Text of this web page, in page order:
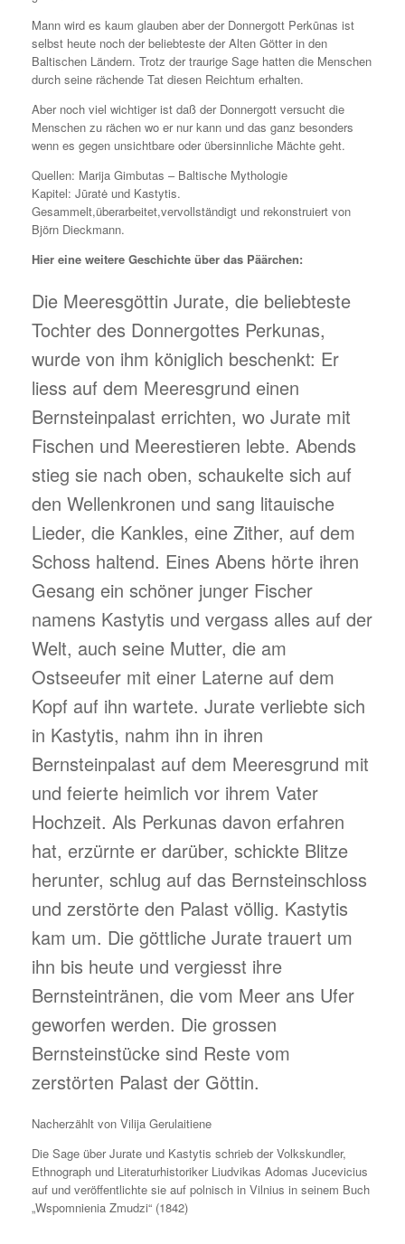
Mann wird es kaum glauben aber der Donnergott Perkūnas ist
selbst heute noch der beliebteste der Alten Götter in den
Baltischen Ländern. Trotz der traurige Sage hatten die Menschen
durch seine rächende Tat diesen Reichtum erhalten.
Aber noch viel wichtiger ist daß der Donnergott versucht die
Menschen zu rächen wo er nur kann und das ganz besonders
wenn es gegen unsichtbare oder übersinnliche Mächte geht.
Quellen: Marija Gimbutas – Baltische Mythologie
Kapitel: Jūratė und Kastytis.
Gesammelt,überarbeitet,vervollständigt und rekonstruiert von
Björn Dieckmann.
Hier eine weitere Geschichte über das Päärchen:
Die Meeresgöttin Jurate, die beliebteste
Tochter des Donnergottes Perkunas,
wurde von ihm königlich beschenkt: Er
liess auf dem Meeresgrund einen
Bernsteinpalast errichten, wo Jurate mit
Fischen und Meerestieren lebte. Abends
stieg sie nach oben, schaukelte sich auf
den Wellenkronen und sang litauische
Lieder, die Kankles, eine Zither, auf dem
Schoss haltend. Eines Abens hörte ihren
Gesang ein schöner junger Fischer
namens Kastytis und vergass alles auf der
Welt, auch seine Mutter, die am
Ostseeufer mit einer Laterne auf dem
Kopf auf ihn wartete. Jurate verliebte sich
in Kastytis, nahm ihn in ihren
Bernsteinpalast auf dem Meeresgrund mit
und feierte heimlich vor ihrem Vater
Hochzeit. Als Perkunas davon erfahren
hat, erzürnte er darüber, schickte Blitze
herunter, schlug auf das Bernsteinschloss
und zerstörte den Palast völlig. Kastytis
kam um. Die göttliche Jurate trauert um
ihn bis heute und vergiesst ihre
Bernsteintränen, die vom Meer ans Ufer
geworfen werden. Die grossen
Bernsteinstücke sind Reste vom
zerstörten Palast der Göttin.
Nacherzählt von Vilija Gerulaitiene
Die Sage über Jurate und Kastytis schrieb der Volkskundler,
Ethnograph und Literaturhistoriker Liudvikas Adomas Jucevicius
auf und veröffentlichte sie auf polnisch in Vilnius in seinem Buch
„Wspomnienia Zmudzi“ (1842)